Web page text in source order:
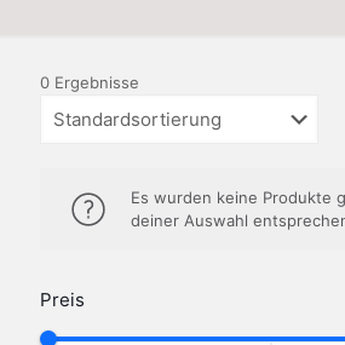
Preis
0 Ergebnisse
Es wurden keine Produkte
deiner Auswahl